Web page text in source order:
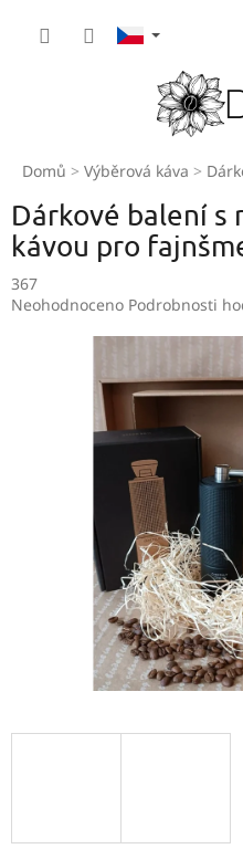
Domů Výběrová káva
Dárkové balení s
kávou pro
367
Průměrné
Neohodnoceno Podrobnosti